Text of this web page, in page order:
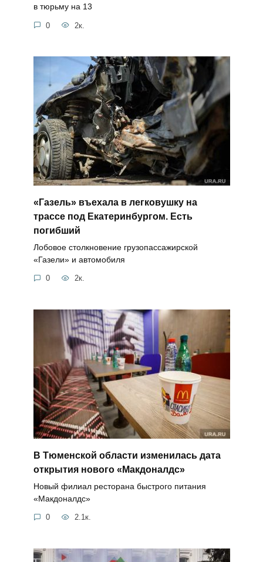
в тюрьму на 13
0 2к.
«Газель» въехала в легковушку на
трассе под Екатеринбургом. Есть
погибший
Лобовое столкновение грузопассажирской
«Газели» и автомобиля
0 2к.
В Тюменской области изменилась дата
открытия нового «Макдоналдс»
Новый филиал ресторана быстрого питания
«Макдоналдс»
0 2.1к.